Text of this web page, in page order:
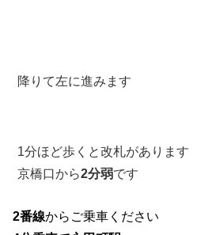
降りて左に進みます
1分ほど歩くと改札があります
京橋口から2分弱です
2番線からご乗車ください